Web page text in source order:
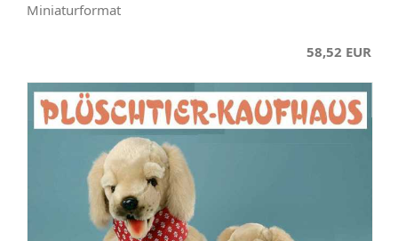
Miniaturformat
58,52 EUR